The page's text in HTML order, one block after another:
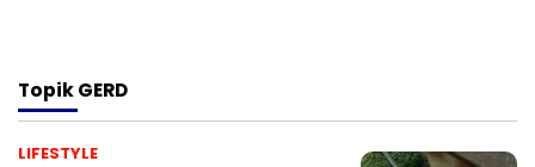
TopikGERD
LIFESTYLE